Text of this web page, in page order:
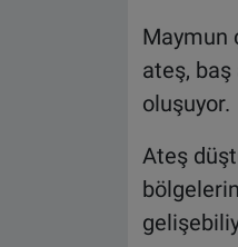
Maymun
ateş, baş
oluşuyor.
Ateş